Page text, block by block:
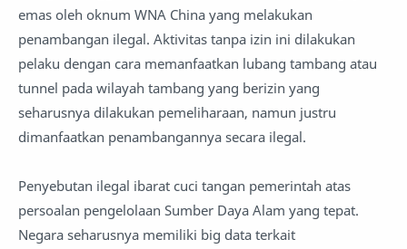
emas oleh oknum WNA China yang melakukan
penambangan ilegal. Aktivitas tanpa izin ini dilakukan
pelaku dengan cara memanfaatkan lubang tambang atau
tunnel pada wilayah tambang yang berizin yang
seharusnya dilakukan pemeliharaan, namun justru
dimanfaatkan penambangannya secara ilegal.
Penyebutan ilegal ibarat cuci tangan pemerintah atas
persoalan pengelolaan Sumber Daya Alam yang tepat.
Negara seharusnya memiliki big data terkait